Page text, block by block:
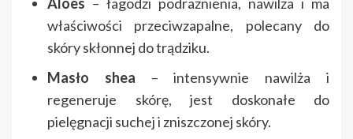
właściwości przeciwzapalne, polecany do
skóry skłonnej do trądziku.
Masło shea – intensywnie nawilża i
regeneruje skórę, jest doskonałe do
pielęgnacji suchej i zniszczonej skóry.